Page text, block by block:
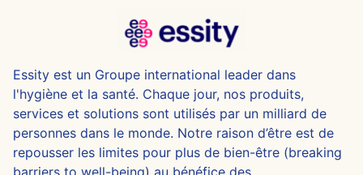
Essity est un Groupe international leader dans
l'hygiène et la santé. Chaque jour, nos produits,
services et solutions sont utilisés par un milliard de
personnes dans le monde. Notre raison d’être est de
repousser les limites pour plus de bien-être (breaking
barriers to well-being) au bénéfice des